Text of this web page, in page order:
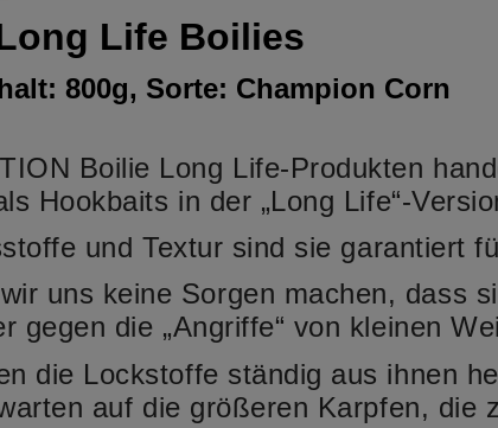
Life Boilies
800g, Sorte: Champion Corn
Boilie Long Life-Produkten
Hookbaits in der „Long Life“-
und Textur sind sie garantiert
uns keine Sorgen machen, dass
gegen die „Angriffe“ von kleinen
die Lockstoffe ständig aus ihnen
auf die größeren Karpfen, die